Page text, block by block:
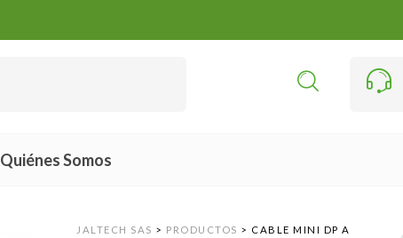
Quiénes Somos
JALTECH SAS > PRODUCTOS > CABLE MINI DP A